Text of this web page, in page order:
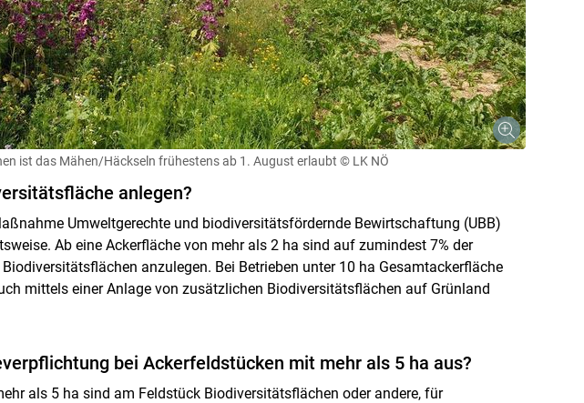
ist das Mähen/Häckseln frühestens ab 1. August erlaubt © LK NÖ
anlegen?
Umweltgerechte und biodiversitätsfördernde Bewirtschaftung (UBB)
Ab eine Ackerfläche von mehr als 2 ha sind auf zumindest 7% der
anzulegen. Bei Betrieben unter 10 ha Gesamtackerfläche
mittels einer Anlage von zusätzlichen Biodiversitätsflächen auf Grünland
bei Ackerfeldstücken mit mehr als 5 ha aus?
als 5 ha sind am Feldstück Biodiversitätsflächen oder andere, für